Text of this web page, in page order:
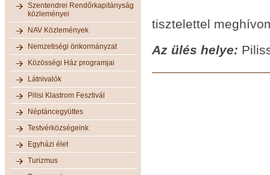
Szentendrei Rendőrkapitányság
közleményei
NAV Közlemények
Nemzetiségi önkormányzat
Közösségi Ház programjai
Látnivalók
Pilisi Klastrom Fesztivál
Néptáncegyüttes
Testvérközségeink
Egyházi élet
Turizmus
tisztelettel
Az ülés helye: